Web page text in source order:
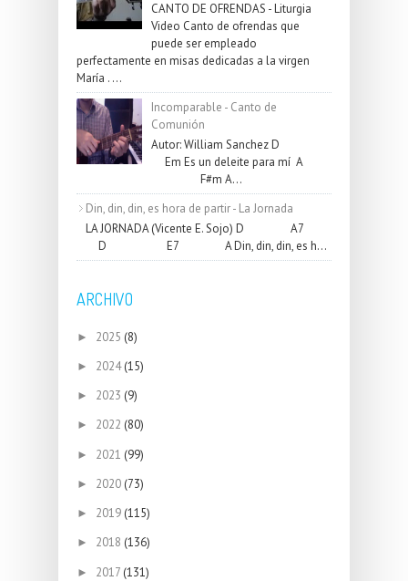
CANTO DE OFRENDAS - Liturgia
Video Canto de ofrendas que
puede ser empleado
perfectamente en misas dedicadas a la virgen
María . ...
Incomparable - Canto de
Comunión
Autor: William Sanchez D
Em Es un deleite para mí A
F#m A...
Din, din, din, es hora de partir - La Jornada
LA JORNADA (Vicente E. Sojo) D A7
D E7 A Din, din, din, es h...
ARCHIVO
► 2025 (8)
► 2024 (15)
► 2023 (9)
► 2022 (80)
► 2021 (99)
► 2020 (73)
► 2019 (115)
► 2018 (136)
► 2017 (131)